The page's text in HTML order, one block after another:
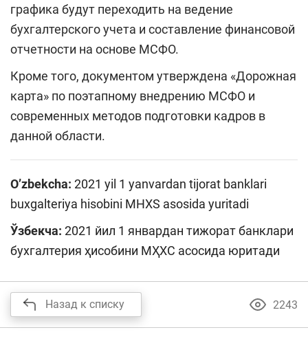
графика будут переходить на ведение
бухгалтерского учета и составление финансовой
отчетности на основе МСФО.
Кроме того, документом утверждена «Дорожная
карта» по поэтапному внедрению МСФО и
современных методов подготовки кадров в
данной области.
O’zbekcha: 2021 yil 1 yanvardan tijorat banklari
buxgalteriya hisobini MHXS asosida yuritadi
Ўзбекча: 2021 йил 1 январдан тижорат банклари
бухгалтерия ҳисобини МҲХС асосида юритади
Назад к списку 2243